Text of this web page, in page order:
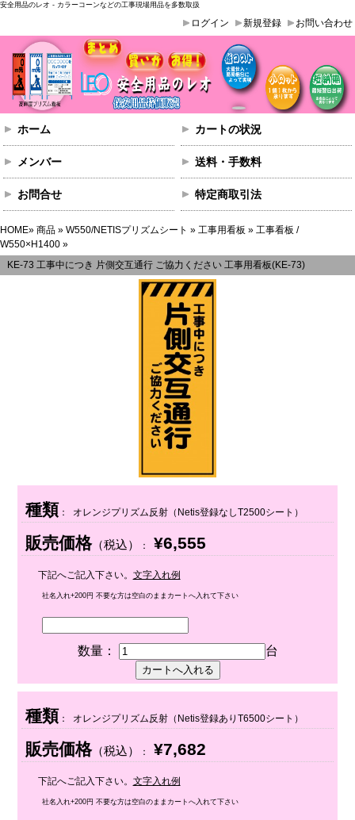
安全用品のレオ - カラーコーンなどの工事現場用品を多数取扱
お問い合わせ
新規登録
ログイン
ホーム カートの状況
メンバー 送料・手数料
お問合せ 特定商取引法
HOME» 商品 » W550/NETISプリズムシート » 工事用看板 » 工事看板 /
W550×H1400 »
KE-73 工事中につき 片側交互通行 ご協力ください 工事用看板(KE-73)
種類 ： オレンジプリズム反射（Netis登録なしT2500シート）
販売価格（税込） ： ¥6,555
下記へご記入下さい。 文字入れ例
社名入れ+200円 不要な方は空白のままカートへ入れて下さい
数量： 台
種類 ： オレンジプリズム反射（Netis登録ありT6500シート）
販売価格（税込） ： ¥7,682
下記へご記入下さい。 文字入れ例
社名入れ+200円 不要な方は空白のままカートへ入れて下さい